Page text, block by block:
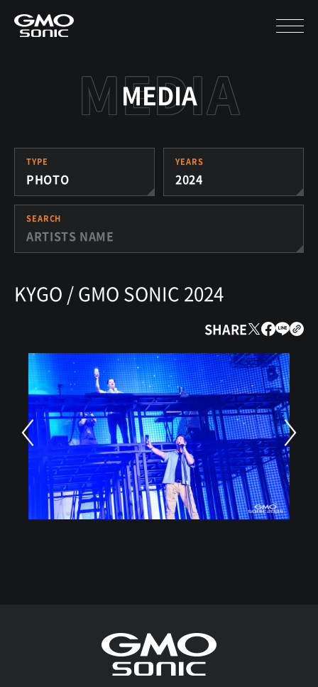
MEDIA
TYPE
PHOTO
YEARS
2024
SEARCH
KYGO / GMO SONIC 2024
SHARE